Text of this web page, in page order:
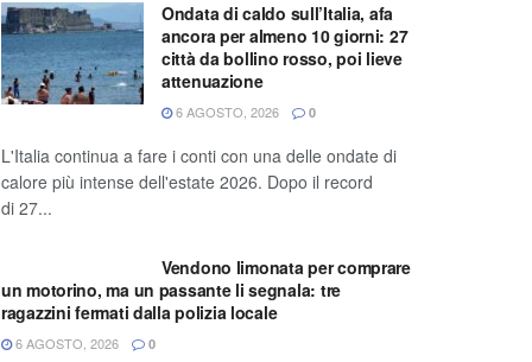
Ondata di caldo sull’Italia, afa
ancora per almeno 10 giorni: 27
città da bollino rosso, poi lieve
attenuazione
6 AGOSTO, 2026 0
L'Italia continua a fare i conti con una delle ondate di
calore più intense dell'estate 2026. Dopo il record
di 27...
Vendono limonata per comprare
un motorino, ma un passante li segnala: tre
ragazzini fermati dalla polizia locale
6 AGOSTO, 2026 0